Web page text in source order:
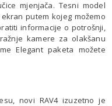
mjenjača. Tesni model
putem kojeg možemo
informacije o potrošnji,
kamere za olakšanu
Elegant paketa možete
novi RAV4 izuzetno je